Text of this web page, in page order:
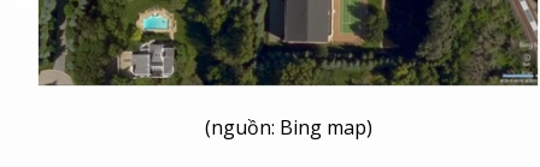
(nguồn: Bing map)